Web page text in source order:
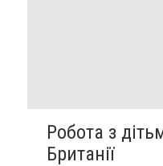
Робота з
Британії